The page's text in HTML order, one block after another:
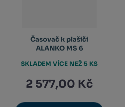
Časovač k plašiči
ALANKO MS 6
2 577,00 Kč
SKLADEM VÍCE NEŽ 5 KS